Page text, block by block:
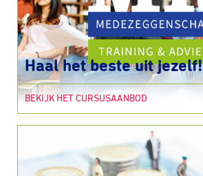
Haal het beste uit jezelf!
BEKIJK HET CURSUSAANBOD